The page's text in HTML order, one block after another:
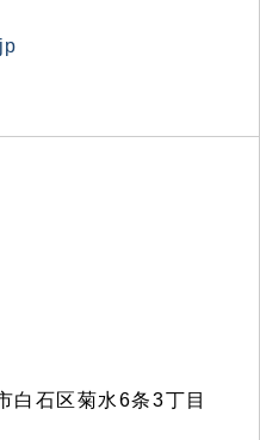
石区菊水6条3丁目